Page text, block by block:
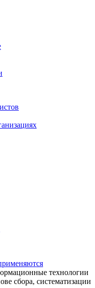
технологии
сбора, систематизации